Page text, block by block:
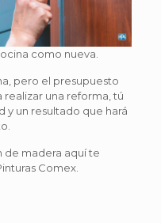
como nueva.
pero el presupuesto
una reforma, tú
y un resultado que hará
de madera aquí te
Comex.